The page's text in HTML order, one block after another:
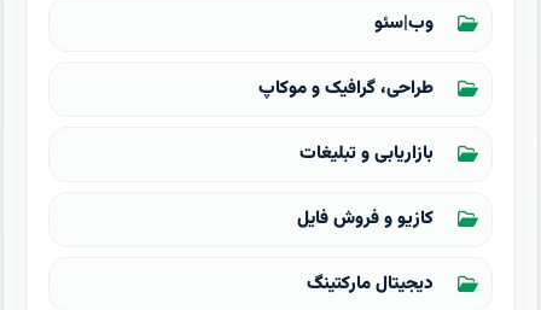
وب|سئو
طراحی، گرافیک و موکاپ
بازاریابی و تبلیغات
کازیو و فروش فایل
دیجیتال مارکتینگ